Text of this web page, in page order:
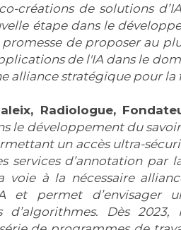
créations de solutions
étape dans le
de proposer au
de l'IA dans le
alliance stratégique pour
Radiologue,
le développement du
un accès ultra-
services d’annotation par
voie à la nécessaire
et permet d’envisager
d’algorithmes. Dès